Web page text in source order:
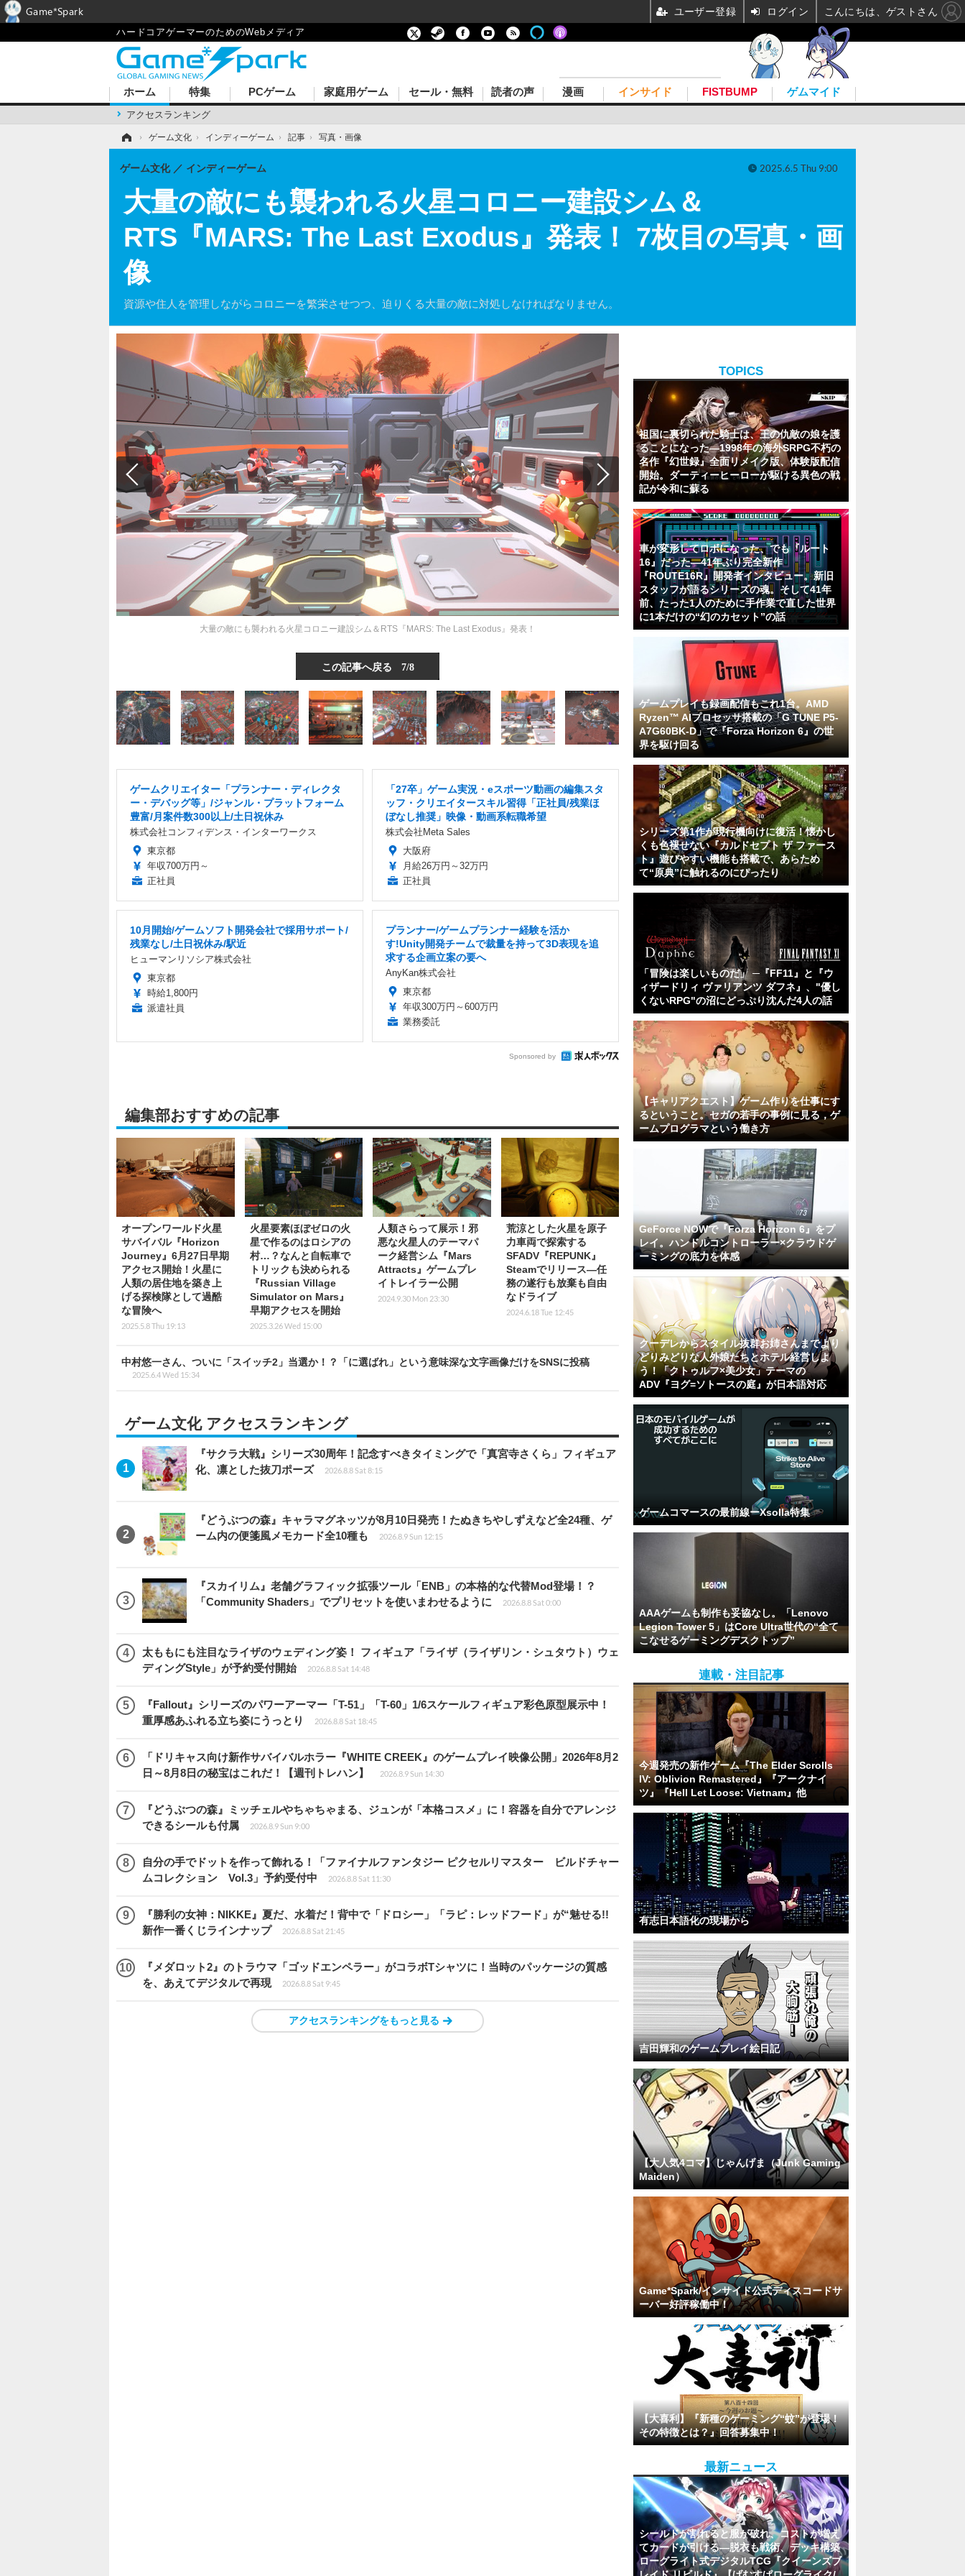
ハードコアゲーマーのためのWebメディア
ホーム
アクセスランキング
特集 PCゲーム 家庭用ゲーム セール・無料 読者の声 漫画 インサイド FISTBUMP ゲムマイド
› ゲーム文化 › インディーゲーム › 記事 › 写真・画像
大量の敵にも襲われる火星コロニー建設シム＆
RTS『MARS: The Last Exodus』発表！ 7枚目の写真・画
像
資源や住人を管理しながらコロニーを繁栄させつつ、迫りくる大量の敵に対処しなければなりません。
ゲーム文化 インディーゲーム 2025.6.5 Thu 9:00
大量の敵にも襲われる火星コロニー建設シム＆RTS『MARS: The Last Exodus』発表！
この記事へ戻る 7/8
ゲームクリエイター「プランナー・ディレクタ
ー・デバッグ等」/ジャンル・プラットフォーム
豊富/月案件数300以上/土日祝休み
株式会社コンフィデンス・インターワークス
東京都
年収700万円～
正社員
「27卒」ゲーム実況・eスポーツ動画の編集スタ
ッフ・クリエイタースキル習得「正社員/残業ほ
ぼなし推奨」映像・動画系転職希望
株式会社Meta Sales
大阪府
月給26万円～32万円
正社員
10月開始/ゲームソフト開発会社で採用サポート/
残業なし/土日祝休み/駅近
ヒューマンリソシア株式会社
東京都
時給1,800円
派遣社員
プランナー/ゲームプランナー経験を活か
す!Unity開発チームで裁量を持って3D表現を追
求する企画立案の要へ
AnyKan株式会社
東京都
年収300万円～600万円
業務委託
Sponsored by
編集部おすすめの記事
オープンワールド火星
サバイバル『Horizon
Journey』6月27日早期
アクセス開始！火星に
人類の居住地を築き上
げる探検隊として過酷
な冒険へ
2025.5.8 Thu 19:13
火星要素ほぼゼロの火
星で作るのはロシアの
村…？なんと自転車で
トリックも決められる
『Russian Village
Simulator on Mars』
早期アクセスを開始
2025.3.26 Wed 15:00
人類さらって展示！邪
悪な火星人のテーマパ
ーク経営シム『Mars
Attracts』ゲームプレ
イトレイラー公開
2024.9.30 Mon 23:30
荒涼とした火星を原子
力車両で探索する
SFADV『REPUNK』
Steamでリリース―任
務の遂行も放棄も自由
なドライブ
2024.6.18 Tue 12:45
中村悠一さん、ついに「スイッチ2」当選か！？「に選ばれ」という意味深な文字画像だけをSNSに投稿
2025.6.4 Wed 15:34
ゲーム文化 アクセスランキング
『サクラ大戦』シリーズ30周年！記念すべきタイミングで「真宮寺さくら」フィギュア
化、凛とした抜刀ポーズ
2026.8.8 Sat 8:15
『どうぶつの森』キャラマグネッツが8月10日発売！たぬきちやしずえなど全24種、ゲ
ーム内の便箋風メモカード全10種も
2026.8.9 Sun 12:15
『スカイリム』老舗グラフィック拡張ツール「ENB」の本格的な代替Mod登場！？
「Community Shaders」でプリセットを使いまわせるように
2026.8.8 Sat 0:00
太ももにも注目なライザのウェディング姿！ フィギュア「ライザ（ライザリン・シュタウト）ウェ
ディングStyle」が予約受付開始
2026.8.8 Sat 14:48
『Fallout』シリーズのパワーアーマー「T-51」「T-60」1/6スケールフィギュア彩色原型展示中！
重厚感あふれる立ち姿にうっとり
2026.8.8 Sat 18:45
「ドリキャス向け新作サバイバルホラー『WHITE CREEK』のゲームプレイ映像公開」2026年8月2
日～8月8日の秘宝はこれだ！【週刊トレハン】
2026.8.9 Sun 14:30
『どうぶつの森』ミッチェルやちゃちゃまる、ジュンが「本格コスメ」に！容器を自分でアレンジ
できるシールも付属
2026.8.9 Sun 9:00
自分の手でドットを作って飾れる！「ファイナルファンタジー ピクセルリマスター ビルドチャー
ムコレクション Vol.3」予約受付中
2026.8.8 Sat 11:30
『勝利の女神：NIKKE』夏だ、水着だ！背中で「ドロシー」「ラピ：レッドフード」が“魅せる!!
新作一番くじラインナップ
2026.8.8 Sat 21:45
『メダロット2』のトラウマ「ゴッドエンペラー」がコラボTシャツに！当時のパッケージの質感
を、あえてデジタルで再現
2026.8.8 Sat 9:45
アクセスランキングをもっと見る
TOPICS
祖国に裏切られた騎士は、王の仇敵の娘を護
ることになった―1998年の海外SRPG不朽の
名作『幻世録』全面リメイク版、体験版配信
開始。ダーティーヒーローが駆ける異色の戦
記が令和に蘇る
車が変形してロボになった、でも『ルート
16』だった―41年ぶり完全新作
『ROUTE16R』開発者インタビュー。新旧
スタッフが語るシリーズの魂。そして41年
前、たった1人のために手作業で直した世界
に1本だけの“幻のカセット”の話
ゲームプレイも録画配信もこれ1台。AMD
Ryzen™ AIプロセッサ搭載の「G TUNE P5-
A7G60BK-D」で『Forza Horizon 6』の世
界を駆け回る
シリーズ第1作が現行機向けに復活！懐かし
くも色褪せない『カルドセプト ザ ファース
ト』遊びやすい機能も搭載で、あらため
て“原典”に触れるのにぴったり
「冒険は楽しいものだ」 ─『FF11』と『ウ
ィザードリィ ヴァリアンツ ダフネ』、"優し
くないRPG"の沼にどっぷり沈んだ4人の話
【キャリアクエスト】ゲーム作りを仕事にす
るということ。セガの若手の事例に見る，ゲ
ームプログラマという働き方
GeForce NOWで『Forza Horizon 6』をプ
レイ。ハンドルコントローラー×クラウドゲ
ーミングの底力を体感
クーデレからスタイル抜群お姉さんまでより
どりみどりな人外娘たちとホテル経営しよ
う！「クトゥルフ×美少女」テーマの
ADV『ヨグ=ソトースの庭』が日本語対応
ゲームコマースの最前線ーXsolla特集
AAAゲームも制作も妥協なし。「Lenovo
Legion Tower 5」はCore Ultra世代の“全て
こなせるゲーミングデスクトップ”
連載・注目記事
今週発売の新作ゲーム『The Elder Scrolls
IV: Oblivion Remastered』『アークナイ
ツ』『Hell Let Loose: Vietnam』他
有志日本語化の現場から
吉田輝和のゲームプレイ絵日記
【大人気4コマ】じゃんげま（Junk Gaming
Maiden）
Game*Spark/インサイド公式ディスコードサ
ーバー好評稼働中！
【大喜利】『新種のゲーミング“蚊”が登場！
その特徴とは？』回答募集中！
最新ニュース
シールドが割れると服が破れ、コストが増え
てカードが引ける―脱衣も戦術、デッキ構築
ローグライト式デジタルTCG『クイーンズブ
Game*Spark ユーザー登録 ログイン こんにちは、ゲストさん